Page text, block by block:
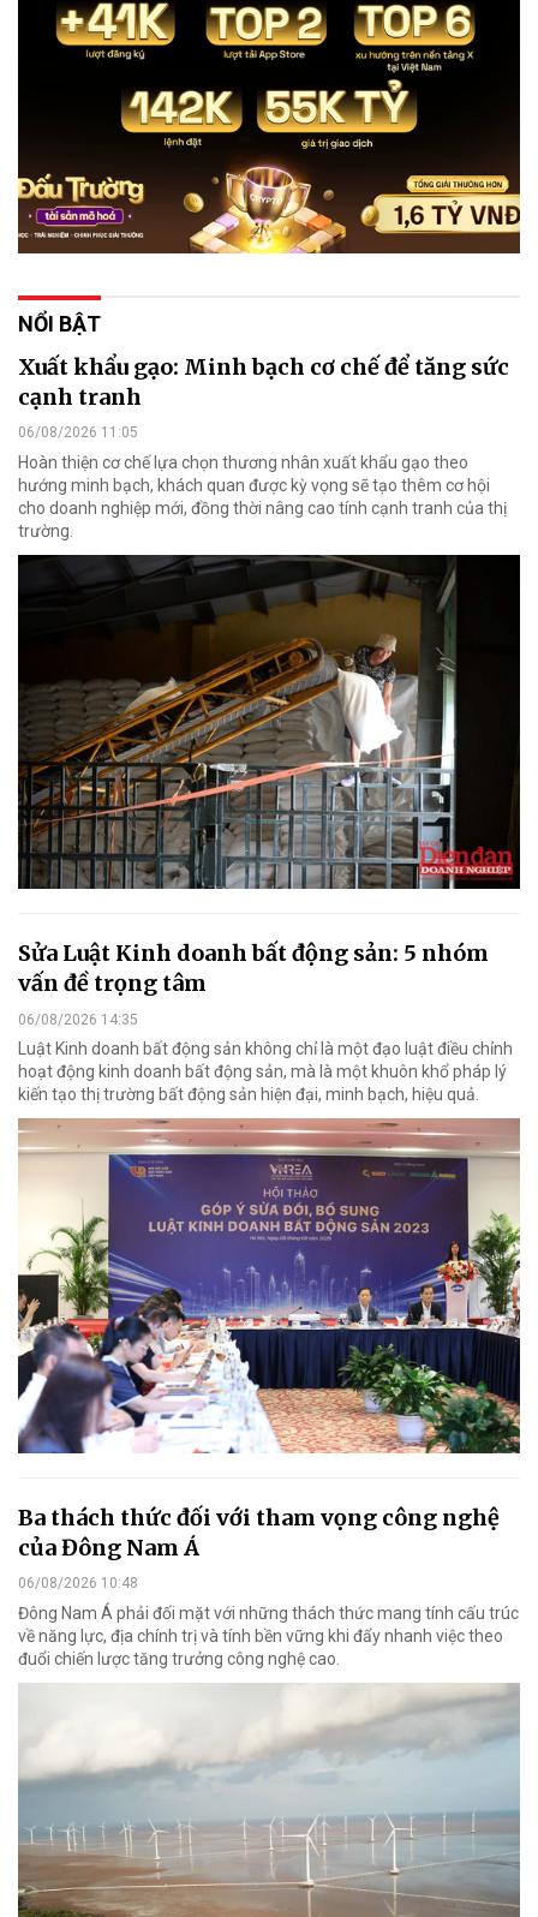
NỔI BẬT
Xuất khẩu gạo: Minh bạch cơ chế để tăng sức
cạnh tranh
06/08/2026 11:05
Hoàn thiện cơ chế lựa chọn thương nhân xuất khẩu gạo theo
hướng minh bạch, khách quan được kỳ vọng sẽ tạo thêm cơ hội
cho doanh nghiệp mới, đồng thời nâng cao tính cạnh tranh của thị
trường.
Sửa Luật Kinh doanh bất động sản: 5 nhóm
vấn đề trọng tâm
06/08/2026 14:35
Luật Kinh doanh bất động sản không chỉ là một đạo luật điều chỉnh
hoạt động kinh doanh bất động sản, mà là một khuôn khổ pháp lý
kiến tạo thị trường bất động sản hiện đại, minh bạch, hiệu quả.
Ba thách thức đối với tham vọng công nghệ
của Đông Nam Á
06/08/2026 10:48
Đông Nam Á phải đối mặt với những thách thức mang tính cấu trúc
về năng lực, địa chính trị và tính bền vững khi đẩy nhanh việc theo
đuổi chiến lược tăng trưởng công nghệ cao.